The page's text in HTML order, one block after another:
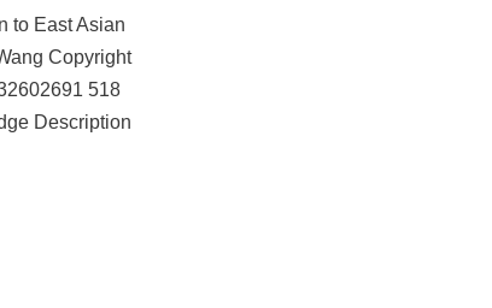
to East Asian
Copyright
518
Description